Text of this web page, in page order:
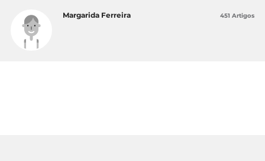
Margarida Ferreira 451 Artigos